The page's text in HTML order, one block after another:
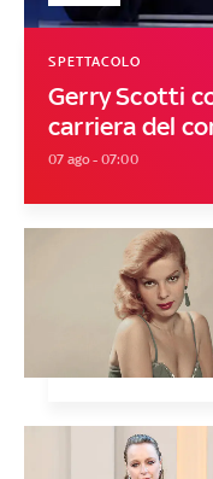
Gerry Scotti
carriera del
SPETTACOLO
07 ago - 07:00